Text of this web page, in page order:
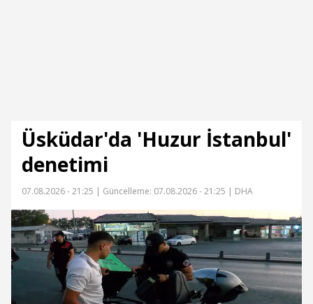
Üsküdar'da 'Huzur İstanbul'
denetimi
07.08.2026 - 21:25 | Güncelleme: 07.08.2026 - 21:25 | DHA